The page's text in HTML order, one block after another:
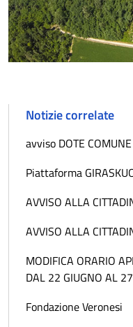
Notizie correlate
avviso DOTE COMUNE
Piattaforma
AVVISO ALLA
AVVISO ALLA
MODIFICA ORARIO
DAL 22 GIUGNO AL
Fondazione Veronesi